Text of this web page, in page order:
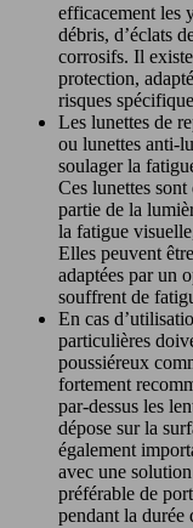
efficacement les
débris, d’éclats
corrosifs. Il
protection,
risques
Les lunettes de
ou lunettes anti-
soulager la
Ces lunettes
partie de la
la fatigue
Elles peuvent
adaptées par un
souffrent de
En cas
particulières
poussiéreux
fortement
par-dessus les
dépose sur la
également
avec une
préférable de
pendant la durée